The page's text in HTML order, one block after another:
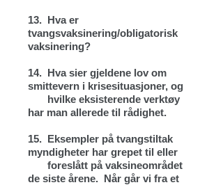
13. Hva er
tvangsvaksinering/obligatorisk
vaksinering?
14. Hva sier gjeldene lov om
smittevern i krisesituasjoner, og
hvilke eksisterende verktøy
har man allerede til rådighet.
15. Eksempler på tvangstiltak
myndigheter har grepet til eller
foreslått på vaksineområdet
de siste årene. Når går vi fra et